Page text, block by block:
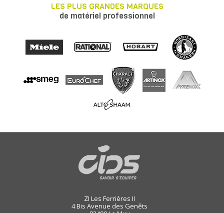
LES PLUS GRANDES MARQUES
de matériel professionnel
ZI Les Ferrières II
4 Bis Avenue des Genêts